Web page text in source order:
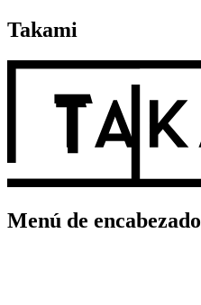
Takami
Menú de encabezado